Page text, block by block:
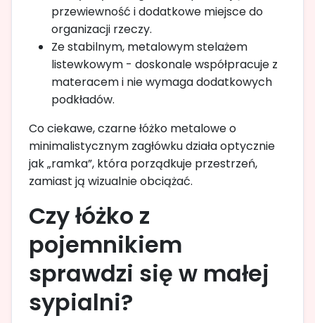
przewiewność i dodatkowe miejsce do
organizacji rzeczy.
Ze stabilnym, metalowym stelażem
listewkowym - doskonale współpracuje z
materacem i nie wymaga dodatkowych
podkładów.
Co ciekawe, czarne łóżko metalowe o
minimalistycznym zagłówku działa optycznie
jak „ramka”, która porządkuje przestrzeń,
zamiast ją wizualnie obciążać.
Czy łóżko z
pojemnikiem
sprawdzi się w małej
sypialni?